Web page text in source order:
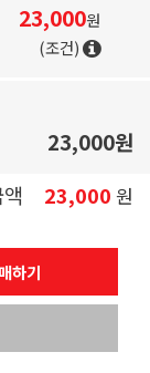
23,000원
(조건)
23,000원
23,000 원
하기